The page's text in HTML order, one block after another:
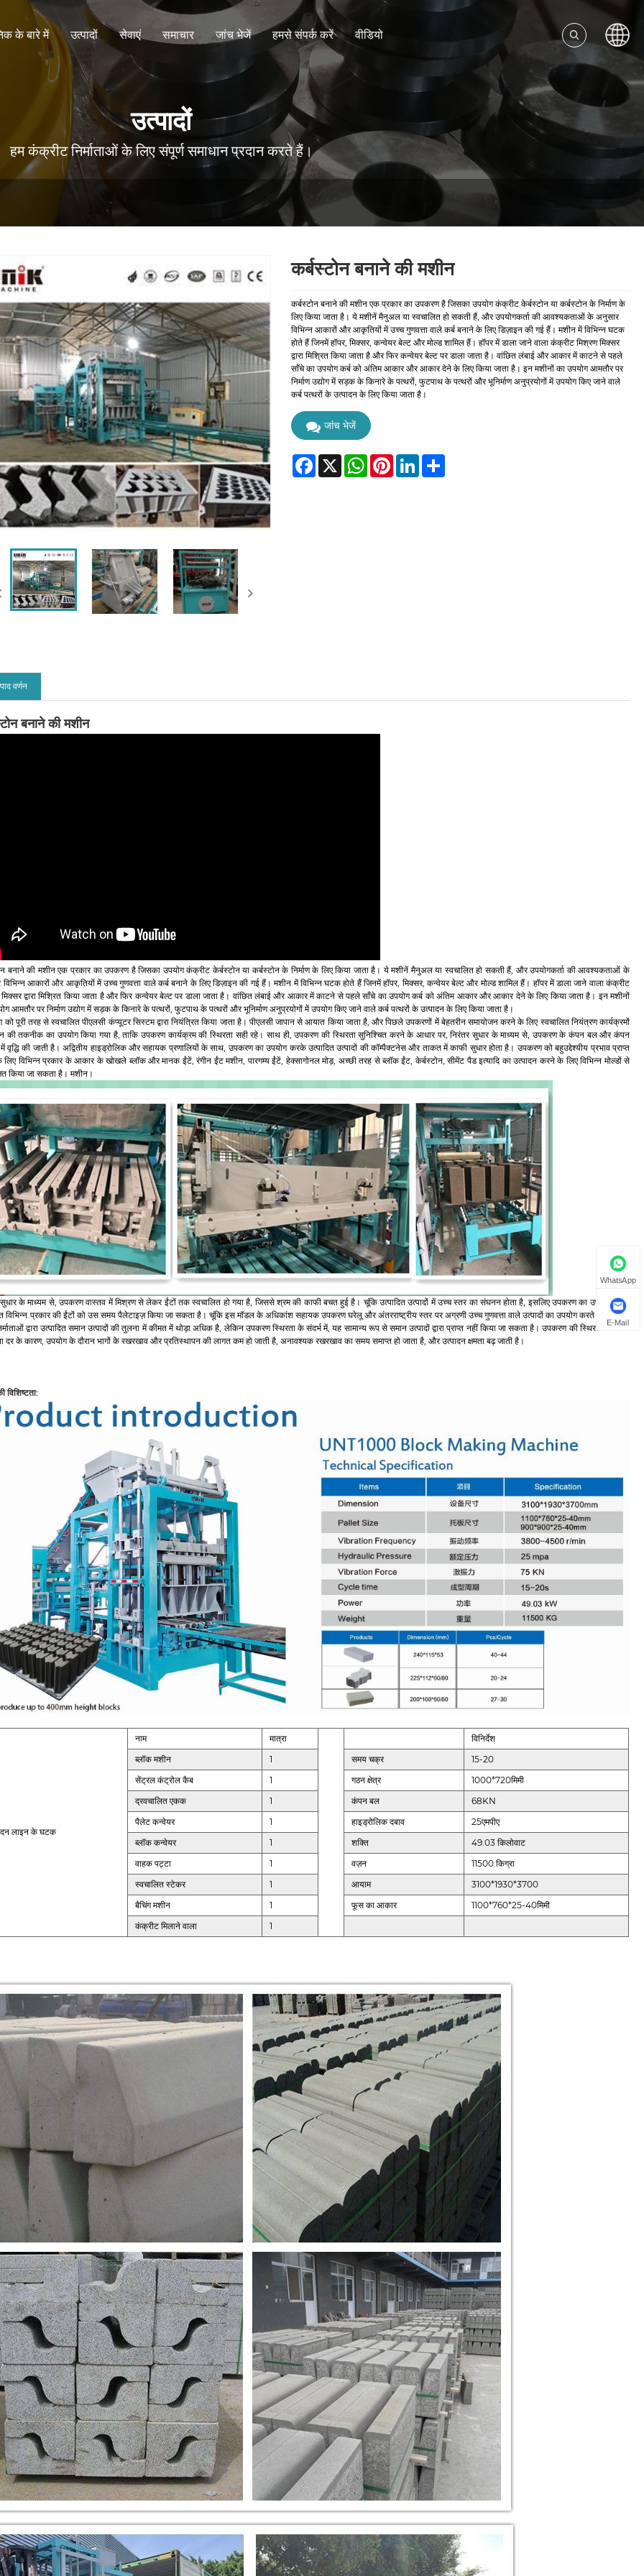
के बारे में उत्पादों सेवाएं समाचार जांच भेजें हमसे संपर्क करें वीडियो
उत्पादों
हम कंक्रीट निर्माताओं के लिए संपूर्ण समाधान प्रदान करते हैं।
कर्बस्टोन बनाने की मशीन
कर्बस्टोन बनाने की मशीन एक प्रकार का उपकरण है जिसका उपयोग कंक्रीट केर्बस्टोन या कर्बस्टोन के निर्माण के
लिए किया जाता है। ये मशीनें मैनुअल या स्वचालित हो सकती हैं, और उपयोगकर्ता की आवश्यकताओं के अनुसार
विभिन्न आकारों और आकृतियों में उच्च गुणवत्ता वाले कर्ब बनाने के लिए डिज़ाइन की गई हैं। मशीन में विभिन्न घटक
होते हैं जिनमें हॉपर, मिक्सर, कन्वेयर बेल्ट और मोल्ड शामिल हैं। हॉपर में डाला जाने वाला कंक्रीट मिश्रण मिक्सर
द्वारा मिश्रित किया जाता है और फिर कन्वेयर बेल्ट पर डाला जाता है। वांछित लंबाई और आकार में काटने से पहले
साँचे का उपयोग कर्ब को अंतिम आकार और आकार देने के लिए किया जाता है। इन मशीनों का उपयोग आमतौर पर
निर्माण उद्योग में सड़क के किनारे के पत्थरों, फुटपाथ के पत्थरों और भूनिर्माण अनुप्रयोगों में उपयोग किए जाने वाले
कर्ब पत्थरों के उत्पादन के लिए किया जाता है।
जांच भेजें
Facebook
X WhatsAppPinterestLinkedInShare
वर्णन
बनाने की मशीन
बनाने की मशीन एक प्रकार का उपकरण है जिसका उपयोग कंक्रीट केर्बस्टोन या कर्बस्टोन के निर्माण के लिए किया जाता है। ये मशीनें मैनुअल या स्वचालित हो सकती हैं, और उपयोगकर्ता की आवश्यकताओं के
आकारों और आकृतियों में उच्च गुणवत्ता वाले कर्ब बनाने के लिए डिज़ाइन की गई हैं। मशीन में विभिन्न घटक होते हैं जिनमें हॉपर, मिक्सर, कन्वेयर बेल्ट और मोल्ड शामिल हैं। हॉपर में डाला जाने वाला कंक्रीट
द्वारा मिश्रित किया जाता है और फिर कन्वेयर बेल्ट पर डाला जाता है। वांछित लंबाई और आकार में काटने से पहले साँचे का उपयोग कर्ब को अंतिम आकार और आकार देने के लिए किया जाता है। इन मशीनों
आमतौर पर निर्माण उद्योग में सड़क के किनारे के पत्थरों, फुटपाथ के पत्थरों और भूनिर्माण अनुप्रयोगों में उपयोग किए जाने वाले कर्ब पत्थरों के उत्पादन के लिए किया जाता है।
पूरी तरह से स्वचालित पीएलसी कंप्यूटर सिस्टम द्वारा नियंत्रित किया जाता है। पीएलसी जापान से आयात किया जाता है, और पिछले उपकरणों में बेहतरीन समायोजन करने के लिए स्वचालित नियंत्रण कार्यक्रमों
की तकनीक का उपयोग किया गया है, ताकि उपकरण कार्यक्रम की स्थिरता सही रहे। साथ ही, उपकरण की स्थिरता सुनिश्चित करने के आधार पर, निरंतर सुधार के माध्यम से, उपकरण के कंपन बल और कंपन
वृद्धि की जाती है। अद्वितीय हाइड्रोलिक और सहायक प्रणालियों के साथ, उपकरण का उपयोग करके उत्पादित उत्पादों की कॉम्पैक्टनेस और ताकत में काफी सुधार होता है। उपकरण को बहुउद्देश्यीय प्रभाव प्राप्त
विभिन्न प्रकार के आकार के खोखले ब्लॉक और मानक ईंटें, रंगीन ईंट मशीन, पारगम्य ईंटें, हेक्सागोनल मोड़, अच्छी तरह से ब्लॉक ईंट, केर्बस्टोन, सीमेंट पैड इत्यादि का उत्पादन करने के लिए विभिन्न मोल्डों से
किया जा सकता है। मशीन।
सुधार के माध्यम से, उपकरण वास्तव में मिश्रण से लेकर ईंटों तक स्वचालित हो गया है, जिससे श्रम की काफी बचत हुई है। चूंकि उत्पादित उत्पादों में उच्च स्तर का संघनन होता है, इसलिए उपकरण का उपयोग करके
विभिन्न प्रकार की ईंटों को उस समय पैलेटाइज़ किया जा सकता है। चूंकि इस मॉडल के अधिकांश सहायक उपकरण घरेलू और अंतरराष्ट्रीय स्तर पर अग्रणी उच्च गुणवत्ता वाले उत्पादों का उपयोग करते हैं, उपकरण
द्वारा उत्पादित समान उत्पादों की तुलना में कीमत में थोड़ा अधिक है, लेकिन उपकरण स्थिरता के संदर्भ में, यह सामान्य रूप से समान उत्पादों द्वारा प्राप्त नहीं किया जा सकता है। उपकरण की स्थिरता और कम
दर के कारण, उपयोग के दौरान भागों के रखरखाव और प्रतिस्थापन की लागत कम हो जाती है, अनावश्यक रखरखाव का समय समाप्त हो जाता है, और उत्पादन क्षमता बढ़ जाती है।
विशिष्टता:
लाइन के घटक
नाम मात्रा
विनिर्देश
ब्लॉक मशीन
1 समय चक्र
15-20
सेंट्रल कंट्रोल कैब
1 गठन क्षेत्र
1000*720मिमी
द्रवचालित एकक
1 कंपन बल
68KN
पैलेट कन्वेयर
1 हाइड्रोलिक दबाव
25एमपीए
ब्लॉक कन्वेयर
1 शक्ति
49.03 किलोवाट
वाहक पट्टा
1 वज़न
11500 किग्रा
स्वचालित स्टेकर
1 आयाम
3100*1930*3700
बैचिंग मशीन
1 फूस का आकार
1100*760*25-40मिमी
कंक्रीट मिलाने वाला
1
WhatsApp
E-Mail